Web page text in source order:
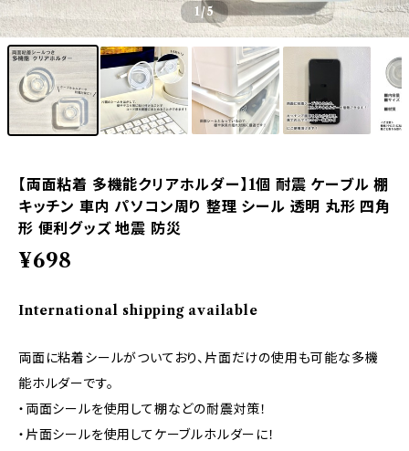
1/5
【両面粘着 多機能クリアホルダー】1個 耐震 ケーブル 棚
キッチン 車内 パソコン周り 整理 シール 透明 丸形 四角
形 便利グッズ 地震 防災
¥698
International shipping available
両面に粘着シールがついており、片面だけの使用も可能な多機
能ホルダーです。
・両面シールを使用して棚などの耐震対策！
・片面シールを使用してケーブルホルダーに！